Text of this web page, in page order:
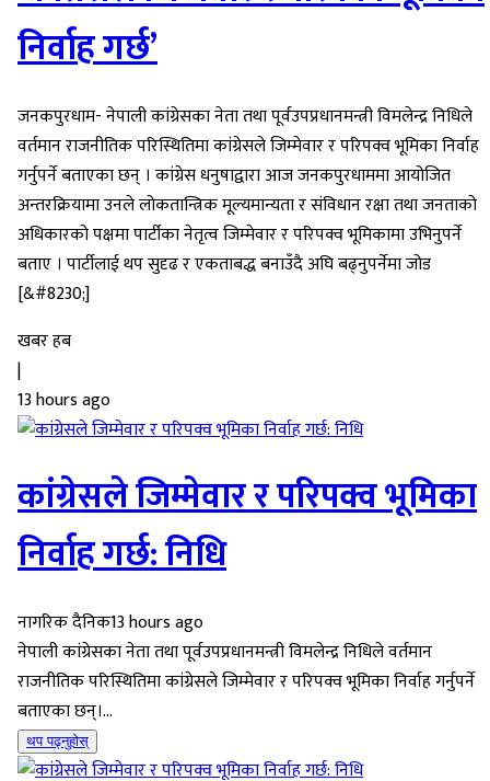
निर्वाह गर्छ’
जनकपुरधाम- नेपाली कांग्रेसका नेता तथा पूर्वउपप्रधानमन्त्री विमलेन्द्र निधिले
वर्तमान राजनीतिक परिस्थितिमा कांग्रेसले जिम्मेवार र परिपक्व भूमिका निर्वाह
गर्नुपर्ने बताएका छन् । कांग्रेस धनुषाद्वारा आज जनकपुरधाममा आयोजित
अन्तरक्रियामा उनले लोकतान्त्रिक मूल्यमान्यता र संविधान रक्षा तथा जनताको
अधिकारको पक्षमा पार्टीका नेतृत्व जिम्मेवार र परिपक्व भूमिकामा उभिनुपर्ने
बताए । पार्टीलाई थप सुदृढ र एकताबद्ध बनाउँदै अघि बढ्नुपर्नेमा जोड
[&#8230;]
खबर हब
|
13 hours ago
कांग्रेसले जिम्मेवार र परिपक्व भूमिका
निर्वाह गर्छ: निधि
नागरिक दैनिक13 hours ago
नेपाली कांग्रेसका नेता तथा पूर्वउपप्रधानमन्त्री विमलेन्द्र निधिले वर्तमान
राजनीतिक परिस्थितिमा कांग्रेसले जिम्मेवार र परिपक्व भूमिका निर्वाह गर्नुपर्ने
बताएका छन्।...
थप पढ्नुहोस्